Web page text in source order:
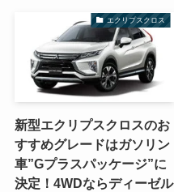
エクリプスクロス
新型エクリプスクロスのお
すすめグレードはガソリン
車”Gプラスパッケージ”に
決定！4WDならディーゼル